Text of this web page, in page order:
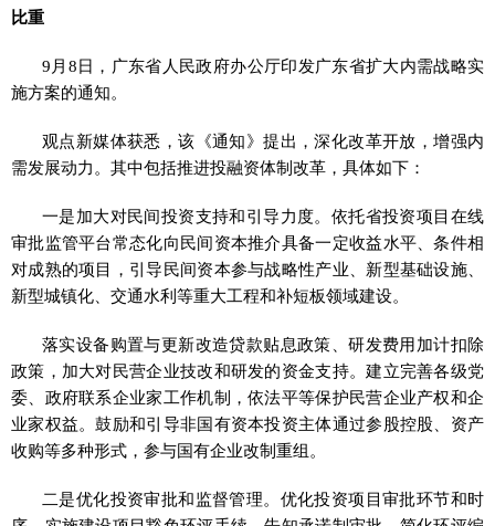
比重
9月8日，广东省人民政府办公厅印发广东省扩大内需战略实
施方案的通知。
观点新媒体获悉，该《通知》提出，深化改革开放，增强内
需发展动力。其中包括推进投融资体制改革，具体如下：
一是加大对民间投资支持和引导力度。依托省投资项目在线
审批监管平台常态化向民间资本推介具备一定收益水平、条件相
对成熟的项目，引导民间资本参与战略性产业、新型基础设施、
新型城镇化、交通水利等重大工程和补短板领域建设。
落实设备购置与更新改造贷款贴息政策、研发费用加计扣除
政策，加大对民营企业技改和研发的资金支持。建立完善各级党
委、政府联系企业家工作机制，依法平等保护民营企业产权和企
业家权益。鼓励和引导非国有资本投资主体通过参股控股、资产
收购等多种形式，参与国有企业改制重组。
二是优化投资审批和监督管理。优化投资项目审批环节和时